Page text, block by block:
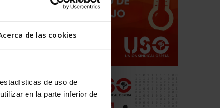
de las cookies
de uso de
en la parte inferior de